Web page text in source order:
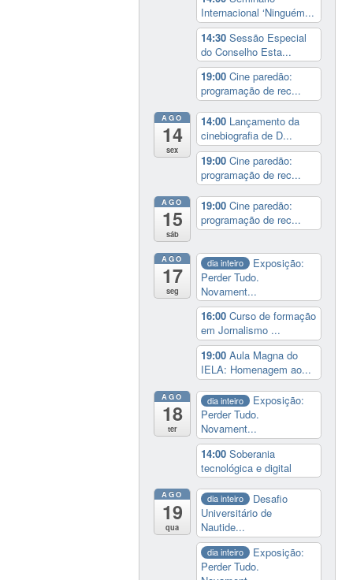
Internacional ‘Ninguém...
14:30Sessão Especial
do Conselho Esta...
19:00Cine paredão:
programação de rec...
AGO
14
sex
14:00 Lançamento da
cinebiografia de D...
19:00Cine paredão:
programação de rec...
AGO
15
sáb
19:00Cine paredão:
programação de rec...
AGO
17
seg
dia inteiro
Exposição:
Perder Tudo.
Novament...
16:00Curso de formação
em Jornalismo ...
19:00Aula Magna do
IELA: Homenagem ao...
AGO
18
ter
dia inteiro
Exposição:
Perder Tudo.
Novament...
14:00Soberania
tecnológica e digital
AGO
19
qua
dia inteiro
Desafio
Universitário de
Nautide...
dia inteiro
Exposição:
Perder Tudo.